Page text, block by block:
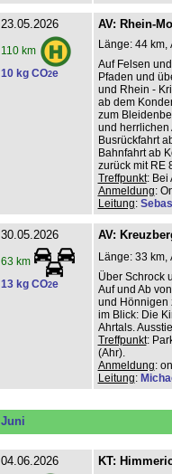
23.05.2026
110 km
10 kg CO2e
AV: Rhein-
Länge: 44 km,
Auf Felsen
Pfaden und
und Rhein -
ab dem
zum
und herrlichen
Busrückfahrt
Bahnfahrt ab
zurück mit RE
Treffpunkt: Bei
Anmeldung:
Leitung:
30.05.2026
63 km
13 kg CO2e
AV:
Länge: 33 km,
Über Schrock
Auf und Ab
und Hönnigen
im Blick: Die
Ahrtals.
Treffpunkt:
(Ahr).
Anmeldung:
Leitung:
Juni
04.06.2026 KT: